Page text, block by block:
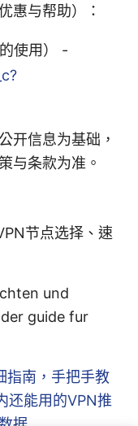
惠与帮助）：
使用） -
开信息为基础，
与条款为准。
节点选择、速
und
guide fur
指南，手把手教
还能用的VPN推